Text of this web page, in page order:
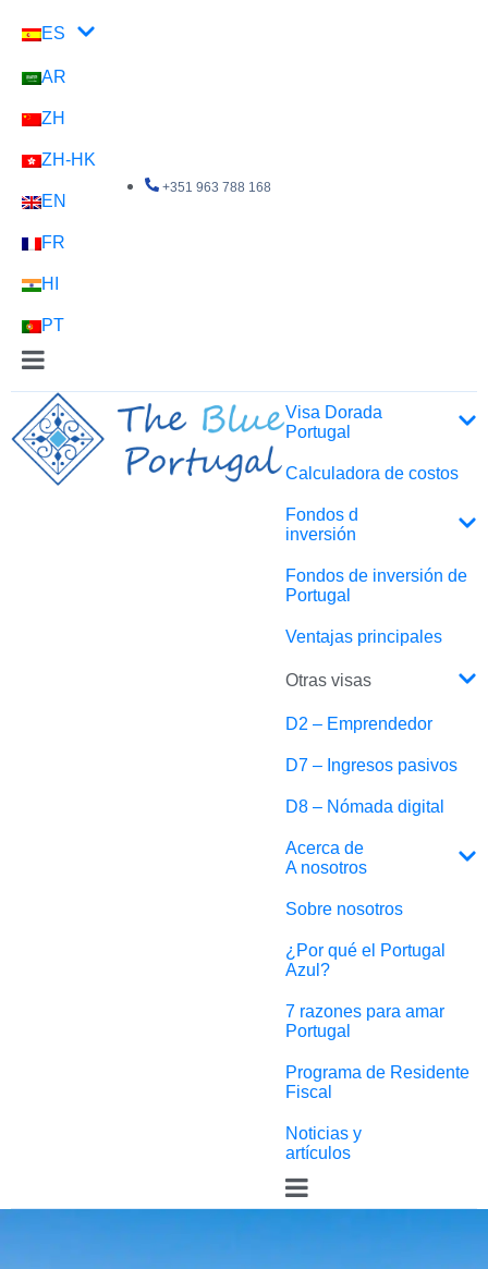
ES
AR
ZH
ZH-HK
EN
FR
HI
PT
+351 963 788 168
Visa Dorada
Portugal
Calculadora de costos
Fondos d
inversión
Fondos de inversión de
Portugal
Ventajas principales
Otras visas
D2 – Emprendedor
D7 – Ingresos pasivos
D8 – Nómada digital
Acerca de
A nosotros
Sobre nosotros
¿Por qué el Portugal
Azul?
7 razones para amar
Portugal
Programa de Residente
Fiscal
Noticias y
artículos